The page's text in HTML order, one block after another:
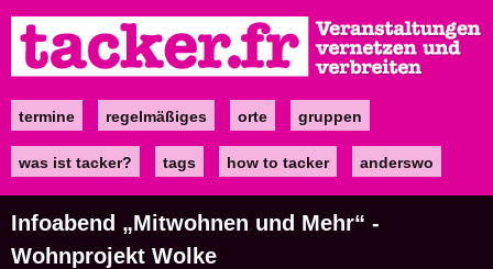
zum
Inhalt
Maintermine regelmäßiges orte gruppen
was ist tacker? tags how to tacker anderswo
Infoabend „Mitwohnen und Mehr“ -
Wohnprojekt Wolke